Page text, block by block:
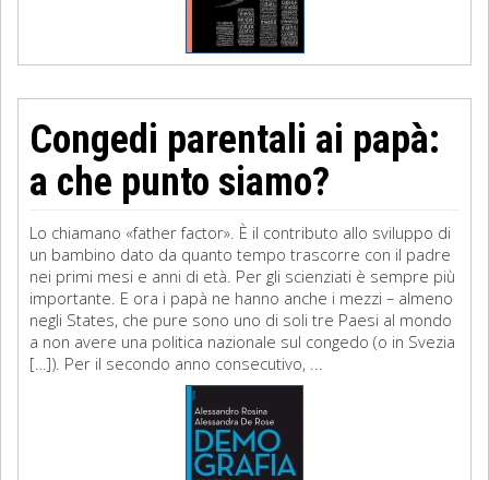
Congedi parentali ai papà:
a che punto siamo?
Lo chiamano «father factor». È il contributo allo sviluppo di
un bambino dato da quanto tempo trascorre con il padre
nei primi mesi e anni di età. Per gli scienziati è sempre più
importante. E ora i papà ne hanno anche i mezzi – almeno
negli States, che pure sono uno di soli tre Paesi al mondo
a non avere una politica nazionale sul congedo (o in Svezia
[…]). Per il secondo anno consecutivo, ...